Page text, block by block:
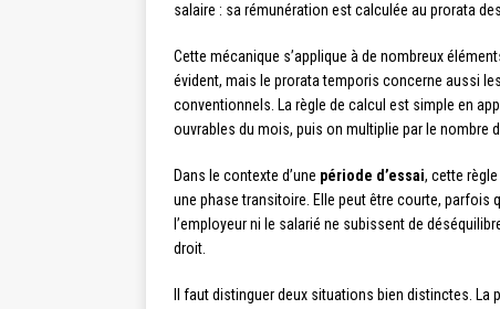
salaire : sa rémunération est calculée au prorata
Cette mécanique s’applique à de nombreux
évident, mais le prorata temporis concerne aussi
conventionnels. La règle de calcul est simple en
ouvrables du mois, puis on multiplie par le nombre
Dans le contexte d’une période d’essai, cette
une phase transitoire. Elle peut être courte, parfois
l’employeur ni le salarié ne subissent de
droit.
Il faut distinguer deux situations bien distinctes.